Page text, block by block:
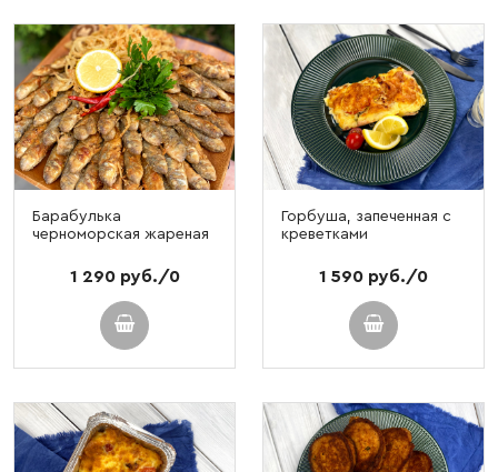
Барабулька
черноморская жареная
1 290 руб./0
Горбуша, запеченная с
креветками
1 590 руб./0